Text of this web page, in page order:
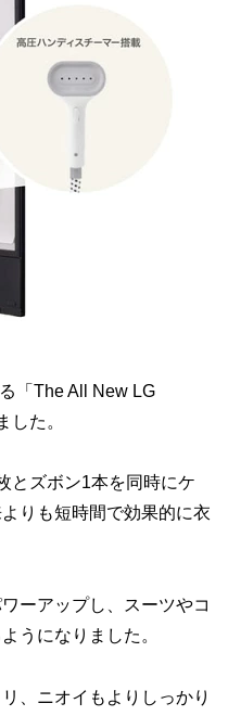
「The All New LG
した。
とズボン1本を同時にケ
りも短時間で効果的に衣
ーアップし、スーツやコ
うになりました。
、ニオイもよりしっかり